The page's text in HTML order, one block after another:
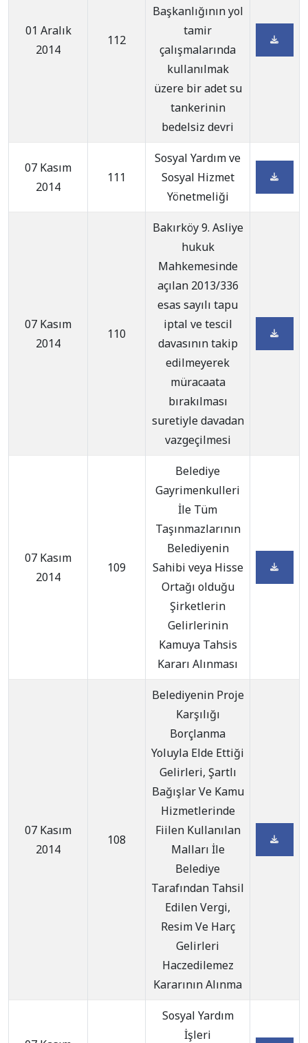
01 Aralık
2014
112
Başkanlığının yol
tamir
çalışmalarında
kullanılmak
üzere bir adet su
tankerinin
bedelsiz devri
07 Kasım
2014
111
Sosyal Yardım ve
Sosyal Hizmet
Yönetmeliği
07 Kasım
2014
110
Bakırköy 9. Asliye
hukuk
Mahkemesinde
açılan 2013/336
esas sayılı tapu
iptal ve tescil
davasının takip
edilmeyerek
müracaata
bırakılması
suretiyle davadan
vazgeçilmesi
07 Kasım
2014
109
Belediye
Gayrimenkulleri
İle Tüm
Taşınmazlarının
Belediyenin
Sahibi veya Hisse
Ortağı olduğu
Şirketlerin
Gelirlerinin
Kamuya Tahsis
Kararı Alınması
07 Kasım
2014
108
Belediyenin Proje
Karşılığı
Borçlanma
Yoluyla Elde Ettiği
Gelirleri, Şartlı
Bağışlar Ve Kamu
Hizmetlerinde
Fiilen Kullanılan
Malları İle
Belediye
Tarafından Tahsil
Edilen Vergi,
Resim Ve Harç
Gelirleri
Haczedilemez
Kararının Alınma
Sosyal Yardım
İşleri